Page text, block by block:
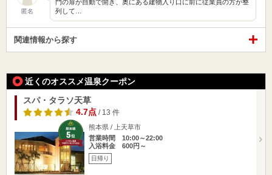
匿名
門の扉が自動で開き、奥にある建物入り口に前に従業員の方が整
列して…
関連情報から探す
近くのオススメ温泉クーポン
スパ・タラソ天草
4.7点/ 13 件
熊本県 / 上天草市
営業時間 10:00～22:00
入浴料金 600円～
日帰り